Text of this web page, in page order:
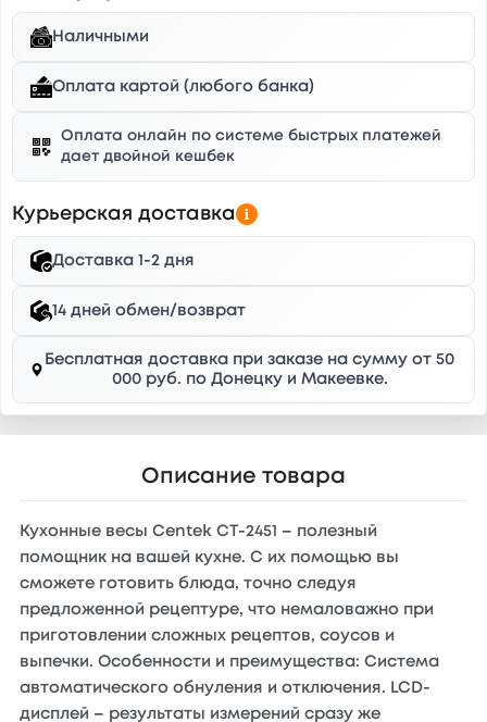
Наличными
Оплата картой (любого банка)
Оплата онлайн по системе быстрых платежей
дает двойной кешбек
Курьерская доставка
Доставка 1-2 дня
14 дней обмен/возврат
Бесплатная доставка при заказе на сумму от 50
000 руб. по Донецку и Макеевке.
Описание товара
Кухонные весы Centek CT-2451 – полезный
помощник на вашей кухне. С их помощью вы
сможете готовить блюда, точно следуя
предложенной рецептуре, что немаловажно при
приготовлении сложных рецептов, соусов и
выпечки. Особенности и преимущества: Система
автоматического обнуления и отключения. LCD-
дисплей – результаты измерений сразу же